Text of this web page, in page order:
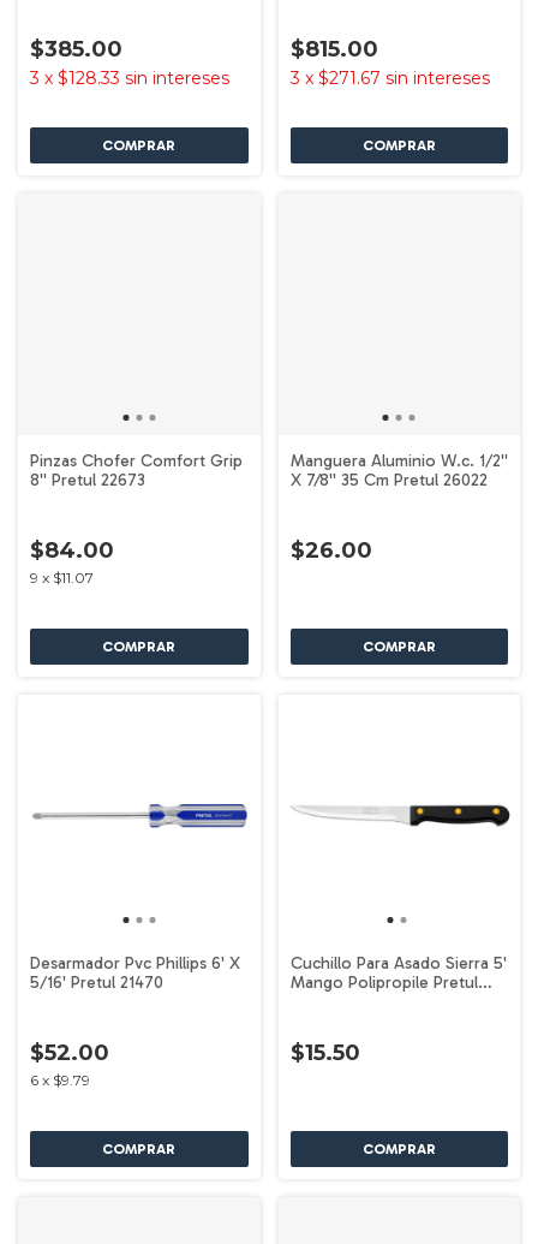
$385.00
3 x $128.33 sin intereses
$815.00
3 x $271.67 sin intereses
Pinzas Chofer Comfort Grip
8'' Pretul 22673
$84.00
9 x $11.07
Manguera Aluminio W.c. 1/2''
X 7/8'' 35 Cm Pretul 26022
$26.00
Desarmador Pvc Phillips 6' X
5/16' Pretul 21470
$52.00
6 x $9.79
Cuchillo Para Asado Sierra 5'
Mango Polipropile Pretul
$15.50